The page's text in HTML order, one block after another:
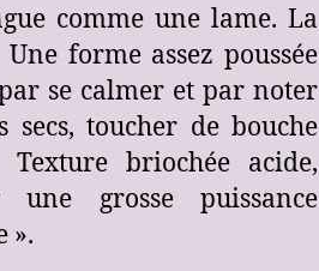
comme une lame. La
forme assez poussée
se calmer et par noter
secs, toucher de bouche
briochée acide,
grosse puissance
».